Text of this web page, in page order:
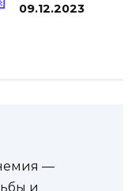
09.12.2023
—
и